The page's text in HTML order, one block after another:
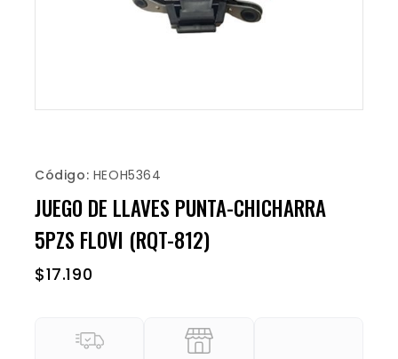
Código: HEOH5364
JUEGO DE LLAVES PUNTA-CHICHARRA
5PZS FLOVI (RQT-812)
$17.190